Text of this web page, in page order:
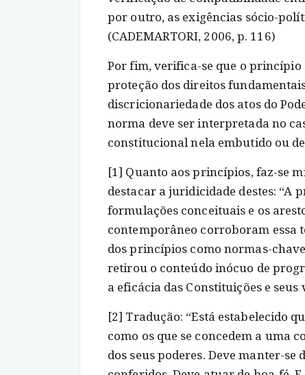
por outro, as exigências sócio-
(CADEMARTORI, 2006, p. 116)
Por fim, verifica-se que o
proteção dos direitos
discricionariedade dos atos do
norma deve ser interpretada no
constitucional nela embutido ou
[1] Quanto aos princípios, faz-se
destacar a juridicidade destes: “A
formulações conceituais e os
contemporâneo corroboram essa
dos princípios como normas-
retirou o conteúdo inócuo de
a eficácia das Constituições e seus
[2] Tradução: “Está estabelecido
como os que se concedem a uma
dos seus poderes. Deve manter-